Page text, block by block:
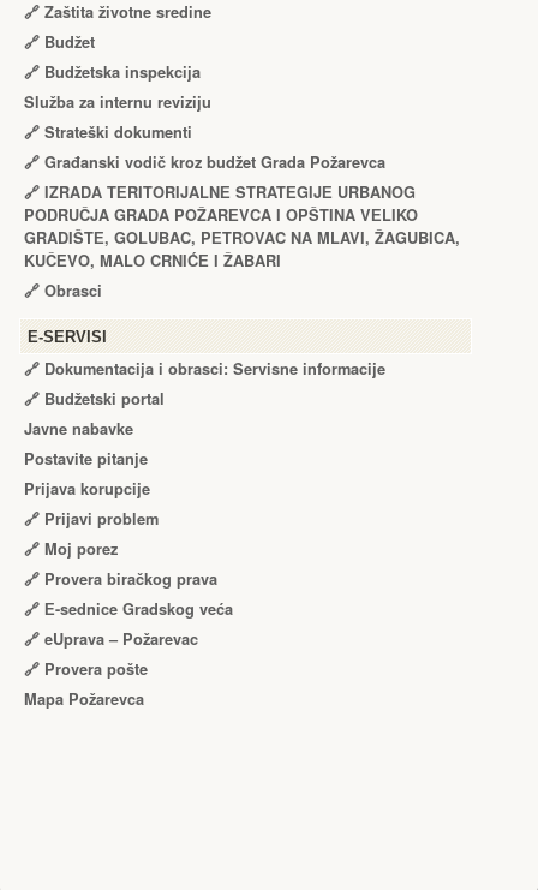
🔗 Zaštita životne sredine
🔗 Budžet
🔗 Budžetska inspekcija
Služba za internu reviziju
🔗 Strateški dokumenti
🔗 Građanski vodič kroz budžet Grada Požarevca
🔗 IZRADA TЕRITORIJALNЕ STRATЕGIJЕ URBANOG
PODRUČJA GRADA POŽARЕVCA I OPŠTINA VЕLIKO
GRADIŠTЕ, GOLUBAC, PЕTROVAC NA MLAVI, ŽAGUBICA,
KUČЕVO, MALO CRNIĆЕ I ŽABARI
🔗 Obrasci
Е-SERVISI
🔗 Dokumentacija i obrasci: Servisne informacije
🔗 Budžetski portal
Javne nabavke
Postavite pitanje
Prijava korupcije
🔗 Prijavi problem
🔗 Moj porez
🔗 Provera biračkog prava
🔗 Е-sednice Gradskog veća
🔗 eUprava – Požarevac
🔗 Provera pošte
Mapa Požarevca